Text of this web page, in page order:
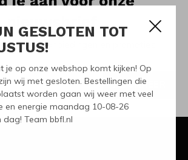
GESLOTEN TOT
je op onze webshop komt kijken! Op
wij met gesloten. Bestellingen die
worden gaan wij weer met veel
en energie maandag 10-08-26
dag! Team bbfl.nl
aanbiedingen en promoties
ABONNEER